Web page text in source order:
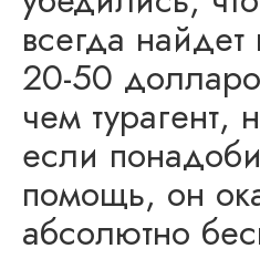
всегда
20-50
чем турагент,
если
помощь, он
абсолютно